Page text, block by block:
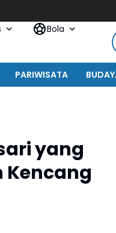
Bola
PARIWISATA
yang
Kencang